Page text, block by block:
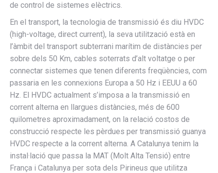
de control de sistemes elèctrics.
En el transport, la tecnologia de transmissió és diu HVDC
(high-voltage, direct current), la seva utilització està en
l’àmbit del transport subterrani marítim de distàncies per
sobre dels 50 Km, cables soterrats d’alt voltatge o per
connectar sistemes que tenen diferents freqüències, com
passaria en les connexions Europa a 50 Hz i EEUU a 60
Hz. El HVDC actualment s’imposa a la transmissió en
corrent alterna en llargues distàncies, més de 600
quilometres aproximadament, on la relació costos de
construcció respecte les pèrdues per transmissió guanya
HVDC respecte a la corrent alterna. A Catalunya tenim la
instal·lació que passa la MAT (Molt Alta Tensió) entre
França i Catalunya per sota dels Pirineus que utilitza